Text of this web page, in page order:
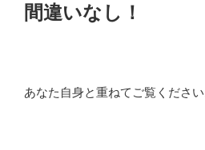
間違いなし！
あなた自身と重ねてご覧ください